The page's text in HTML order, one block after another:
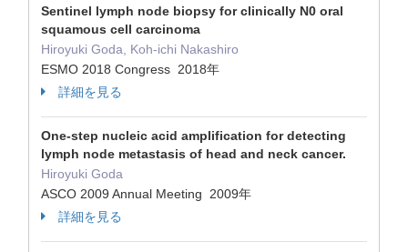
Sentinel lymph node biopsy for clinically N0 oral
squamous cell carcinoma
Hiroyuki Goda, Koh-ichi Nakashiro
ESMO 2018 Congress 2018年
詳細を見る
One-step nucleic acid amplification for detecting
lymph node metastasis of head and neck cancer.
Hiroyuki Goda
ASCO 2009 Annual Meeting 2009年
詳細を見る